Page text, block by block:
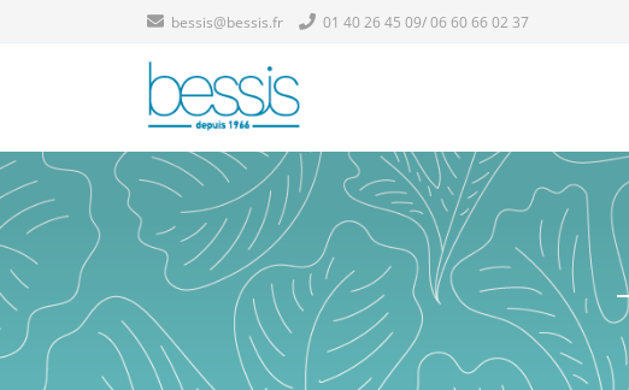
bessis@bessis.fr 01 40 26 45 09/ 06 60 66 02 37